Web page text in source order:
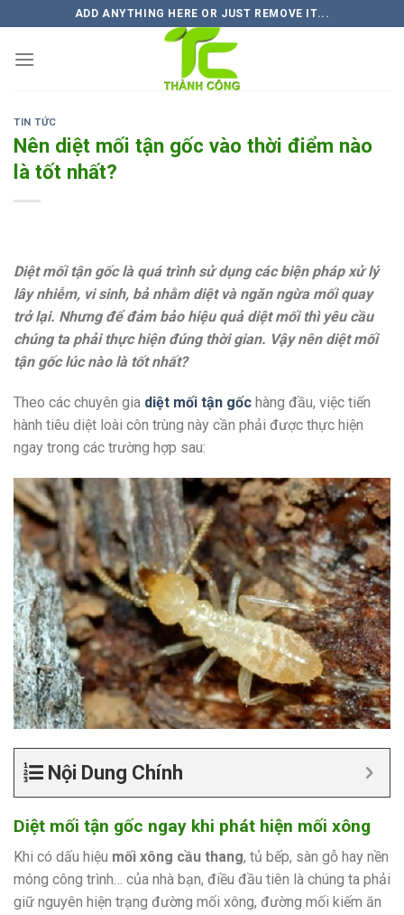
to
content
ADD ANYTHING HERE OR JUST REMOVE IT...
TIN TỨC
Nên diệt mối tận gốc vào thời điểm nào
là tốt nhất?
Diệt mối tận gốc là quá trình sử dụng các biện pháp xử lý
lây nhiễm, vi sinh, bả nhằm diệt và ngăn ngừa mối quay
trở lại. Nhưng để đảm bảo hiệu quả diệt mối thì yêu cầu
chúng ta phải thực hiện đúng thời gian. Vậy nên diệt mối
tận gốc lúc nào là tốt nhất?
Theo các chuyên gia diệt mối tận gốc hàng đầu, việc tiến
hành tiêu diệt loài côn trùng này cần phải được thực hiện
ngay trong các trường hợp sau:
Nội Dung Chính
Diệt mối tận gốc ngay khi phát hiện mối xông
Khi có dấu hiệu mối xông cầu thang, tủ bếp, sàn gỗ hay nền
móng công trình… của nhà bạn, điều đầu tiên là chúng ta phải
giữ nguyên hiện trạng đường mối xông, đường mối kiếm ăn